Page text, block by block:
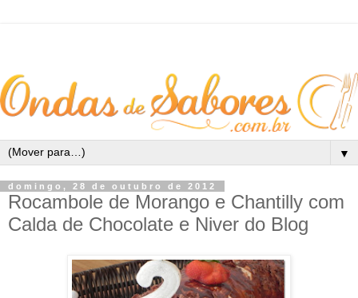
▼
domingo, 28 de outubro de 2012
Rocambole de Morango e Chantilly com
Calda de Chocolate e Niver do Blog